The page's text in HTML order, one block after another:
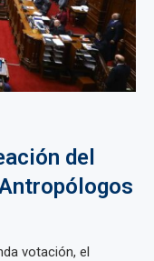
del
votación, el